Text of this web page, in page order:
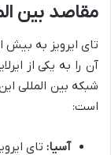
مقاصد بین
آن را به یکی از
شبکه بین المللی
است:
آسیا: تای